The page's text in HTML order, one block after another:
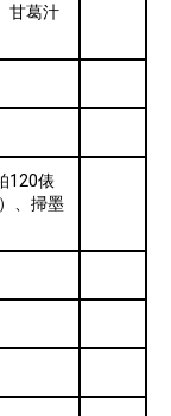
甘葛汁
120俵
、掃墨